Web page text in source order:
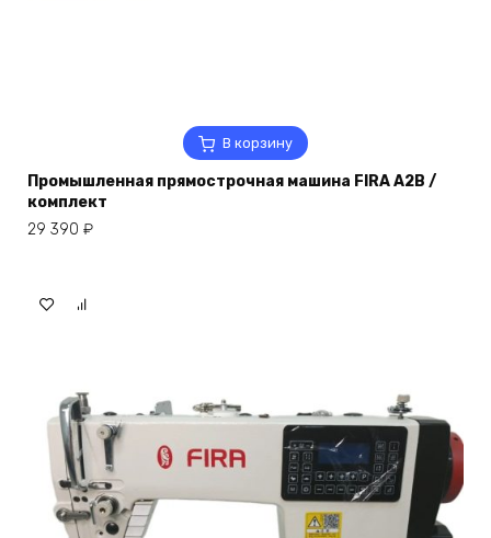
В корзину
Промышленная прямострочная машина FIRA A2B /
комплект
29 390 ₽